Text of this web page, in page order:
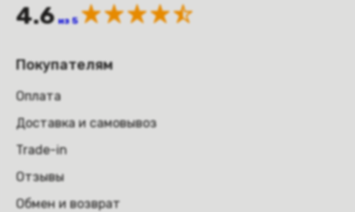
4.6 из 5
Покупателям
Оплата
Доставка и самовывоз
Trade-in
Отзывы
Обмен и возврат